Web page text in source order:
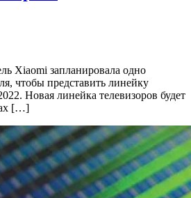
Xiaomi запланировала одно
чтобы представить линейку
Новая линейка телевизоров будет
[…]